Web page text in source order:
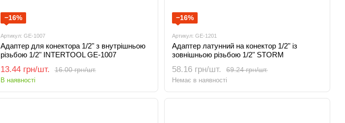
−16%
Артикул: GE-1007
Адаптер для конектора 1/2" з внутрішньою
різьбою 1/2" INTERTOOL GE-1007
16.00 грн/шт.
13.44 грн/шт.
В наявності
−16%
Артикул: GE-1201
Адаптер латунний на конектор 1/2" із
зовнішньою різьбою 1/2" STORM
69.24 грн/шт.
58.16 грн/шт.
Немає в наявності